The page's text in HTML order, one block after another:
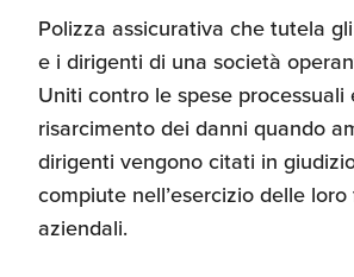
Polizza assicurativa che tutela
e i dirigenti di una società
Uniti contro le spese processuali
risarcimento dei danni quando
dirigenti vengono citati in
compiute nell’esercizio delle
aziendali.